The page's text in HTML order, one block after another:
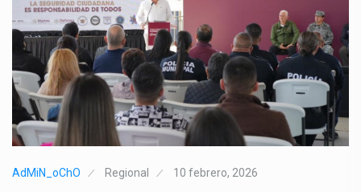
AdMiN_oChO Regional 10 febrero, 2026